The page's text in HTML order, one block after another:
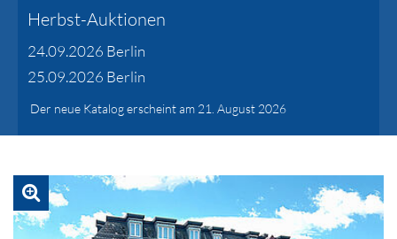
Herbst-Auktionen
24.09.2026 Berlin
25.09.2026 Berlin
Der neue Katalog erscheint am 21. August 2026